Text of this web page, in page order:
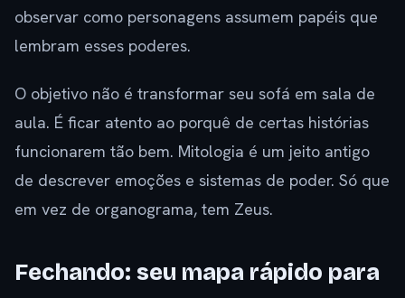
observar como personagens assumem papéis que
lembram esses poderes.
O objetivo não é transformar seu sofá em sala de
aula. É ficar atento ao porquê de certas histórias
funcionarem tão bem. Mitologia é um jeito antigo
de descrever emoções e sistemas de poder. Só que
em vez de organograma, tem Zeus.
Fechando: seu mapa rápido para